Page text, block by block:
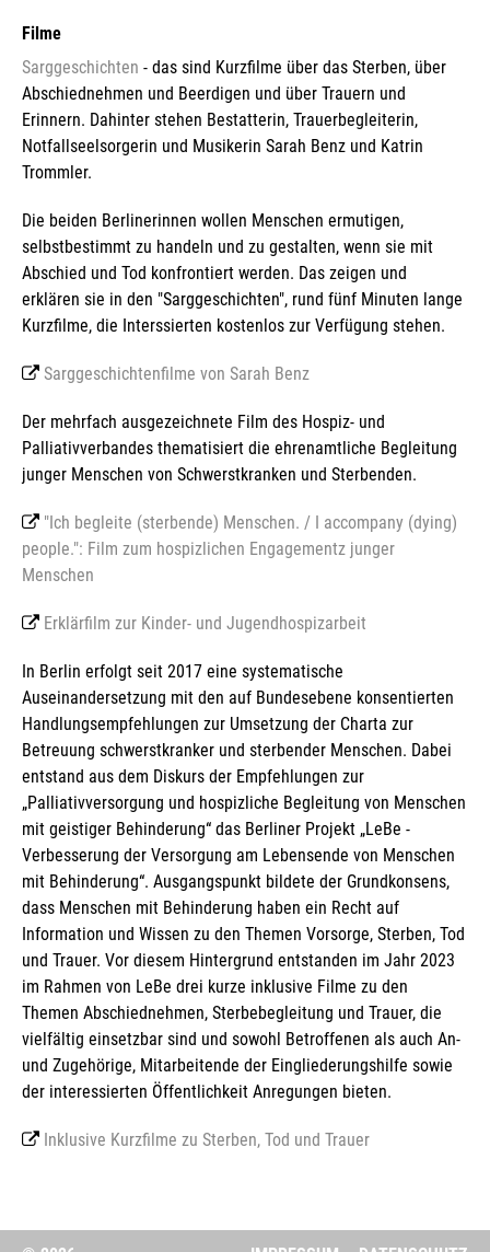
Filme
Sarggeschichten - das sind Kurzfilme über das Sterben, über
Abschiednehmen und Beerdigen und über Trauern und
Erinnern. Dahinter stehen Bestatterin, Trauerbegleiterin,
Notfallseelsorgerin und Musikerin Sarah Benz und Katrin
Trommler.
Die beiden Berlinerinnen wollen Menschen ermutigen,
selbstbestimmt zu handeln und zu gestalten, wenn sie mit
Abschied und Tod konfrontiert werden. Das zeigen und
erklären sie in den "Sarggeschichten", rund fünf Minuten lange
Kurzfilme, die Interssierten kostenlos zur Verfügung stehen.
Sarggeschichtenfilme von Sarah Benz
Der mehrfach ausgezeichnete Film des Hospiz- und
Palliativverbandes thematisiert die ehrenamtliche Begleitung
junger Menschen von Schwerstkranken und Sterbenden.
"Ich begleite (sterbende) Menschen. / I accompany (dying)
people.": Film zum hospizlichen Engagementz junger
Menschen
Erklärfilm zur Kinder- und Jugendhospizarbeit
In Berlin erfolgt seit 2017 eine systematische
Auseinandersetzung mit den auf Bundesebene konsentierten
Handlungsempfehlungen zur Umsetzung der Charta zur
Betreuung schwerstkranker und sterbender Menschen. Dabei
entstand aus dem Diskurs der Empfehlungen zur
„Palliativversorgung und hospizliche Begleitung von Menschen
mit geistiger Behinderung“ das Berliner Projekt „LeBe -
Verbesserung der Versorgung am Lebensende von Menschen
mit Behinderung“. Ausgangspunkt bildete der Grundkonsens,
dass Menschen mit Behinderung haben ein Recht auf
Information und Wissen zu den Themen Vorsorge, Sterben, Tod
und Trauer. Vor diesem Hintergrund entstanden im Jahr 2023
im Rahmen von LeBe drei kurze inklusive Filme zu den
Themen Abschiednehmen, Sterbebegleitung und Trauer, die
vielfältig einsetzbar sind und sowohl Betroffenen als auch An-
und Zugehörige, Mitarbeitende der Eingliederungshilfe sowie
der interessierten Öffentlichkeit Anregungen bieten.
Inklusive Kurzfilme zu Sterben, Tod und Trauer